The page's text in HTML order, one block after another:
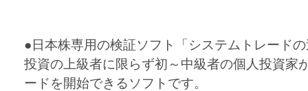
●日本株専用の検証ソフト「システムトレード
投資の上級者に限らず初～中級者の個人投資家
ードを開始できるソフトです。